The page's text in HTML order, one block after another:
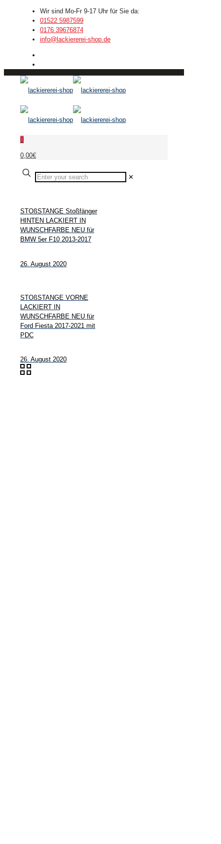
Wir sind Mo-Fr 9-17 Uhr für Sie da:
01522 5987599
0176 39676874
info@lackiererei-shop.de
0
0,00€
✕
STOßSTANGE Stoßfänger
HINTEN LACKIERT IN
WUNSCHFARBE NEU für
BMW 5er F10 2013-2017
26. August 2020
STOßSTANGE VORNE
LACKIERT IN
WUNSCHFARBE NEU für
Ford Fiesta 2017-2021 mit
PDC
26. August 2020